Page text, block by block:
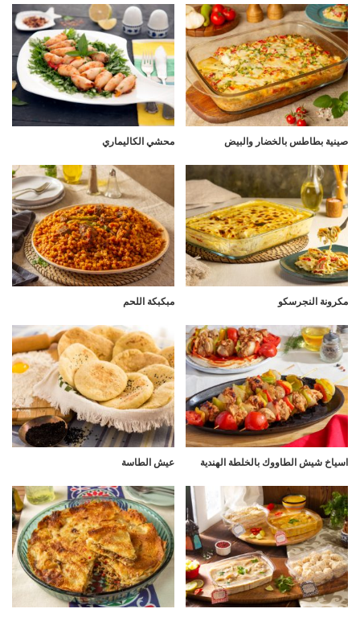
صينية بطاطس بالخضار والبيض محشي الكاليماري
مكرونة النجرسكو مبكبكة اللحم
اسياخ شيش الطاووك بالخلطة الهندية عيش الطاسة